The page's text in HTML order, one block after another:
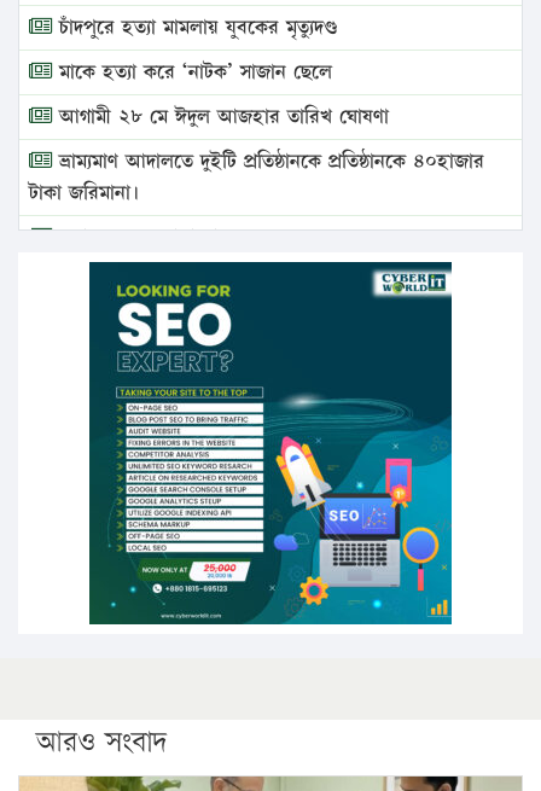
চাঁদপুরে হত্যা মামলায় যুবকের মৃত্যুদণ্ড
মাকে হত্যা করে ‘নাটক’ সাজান ছেলে
আগামী ২৮ মে ঈদুল আজহার তারিখ ঘোষণা
ভ্রাম্যমাণ আদালতে দুইটি প্রতিষ্ঠানকে প্রতিষ্ঠানকে ৪০হাজার
টাকা জরিমানা।
এবার লঞ্চের ভাড়া বাড়ল
১৭ থেকে ২১ শতাংশ বিদ্যুতের দাম বাড়ানোর প্রস্তাব পিডিবির
১৬ মে চাঁদপুর ও ২৫ মে ফেনী সফরে যাবেন প্রধানমন্ত্রী
উচ্চশিক্ষায় গৌরবময় অর্জন: পূর্ণ স্কলারশিপে যুক্তরাষ্ট্রে
পিএইচডি করছেন কুয়েটের কৃতি…
সারা দেশে বজ্রাঘাতে ১৪ জনের প্রাণহানি
কঠোর হচ্ছে এসএসসি ও এইচএসসি পরীক্ষা
ফরিদগঞ্জে আগুনে পুড়লো ৬ ব্যবসা প্রতিষ্ঠান
আরও সংবাদ